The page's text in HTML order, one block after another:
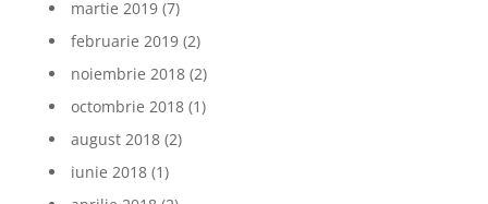
martie 2019(7)
februarie 2019(2)
noiembrie 2018(2)
octombrie 2018(1)
august 2018(2)
iunie 2018(1)